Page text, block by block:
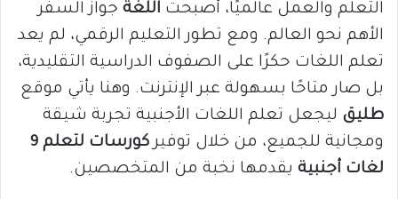
التعلم والعمل عالميًا، أصبحت اللغة جواز السفر
الأهم نحو العالم. ومع تطور التعليم الرقمي، لم يعد
تعلم اللغات حكرًا على الصفوف الدراسية التقليدية،
بل صار متاحًا بسهولة عبر الإنترنت. وهنا يأتي موقع
طليق ليجعل تعلم اللغات الأجنبية تجربة شيقة
ومجانية للجميع، من خلال توفير
كورسات لتعلم 9
لغات أجنبية يقدمها نخبة من المتخصصين.